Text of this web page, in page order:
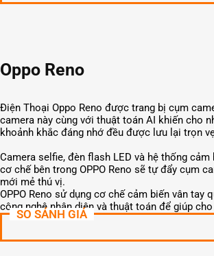
Oppo Reno
Điện Thoại Oppo Reno được trang bị cụm
camera này cùng với thuật toán AI khiến cho
khoảnh khắc đáng nhớ đều được lưu lại trọn
Camera selfie, đèn flash LED và hệ thống
cơ chế bên trong OPPO Reno sẽ tự đẩy cụm
mới mẻ thú vị.
OPPO Reno sử dụng cơ chế cảm biến vân
công nghệ nhận diện và thuật toán để giúp
SO SÁNH GIÁ